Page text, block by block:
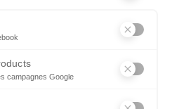
campagnes Google